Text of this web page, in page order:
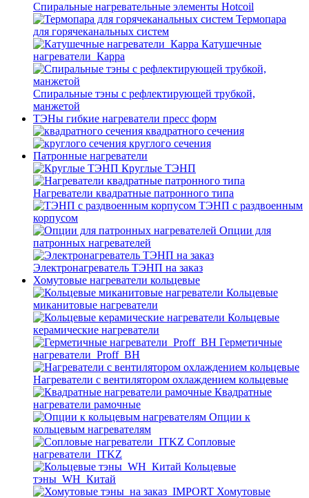
Спиральные нагревательные элементы Hotcoil
Термопара
для горячеканальных систем
Катушечные
нагреватели_Карра
Спиральные тэны с рефлектирующей трубкой,
манжетой
ТЭНы гибкие нагреватели пресс форм
квадратного сечения
круглого сечения
Патронные нагреватели
Круглые ТЭНП
Нагреватели квадратные патронного типа
ТЭНП с раздвоенным
корпусом
Опции для
патронных нагревателей
Электронагреватель ТЭНП на заказ
Хомутовые нагреватели кольцевые
Кольцевые
миканитовые нагреватели
Кольцевые
керамические нагреватели
Герметичные
нагреватели_Proff_BH
Нагреватели с вентилятором охлаждением кольцевые
Квадратные
нагреватели рамочные
Опции к
кольцевым нагревателям
Cопловые
нагреватели_ITKZ
Кольцевые
тэны_WH_Китай
Хомутовые